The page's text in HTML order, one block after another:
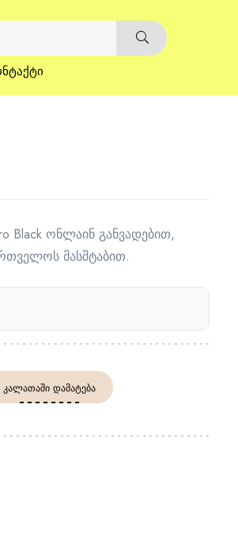
Black ონლაინ განვადებით,
მასშტაბით.
ᲙᲐᲚᲐᲗᲐᲨᲘ ᲓᲐᲛᲐᲢᲔᲑᲐ